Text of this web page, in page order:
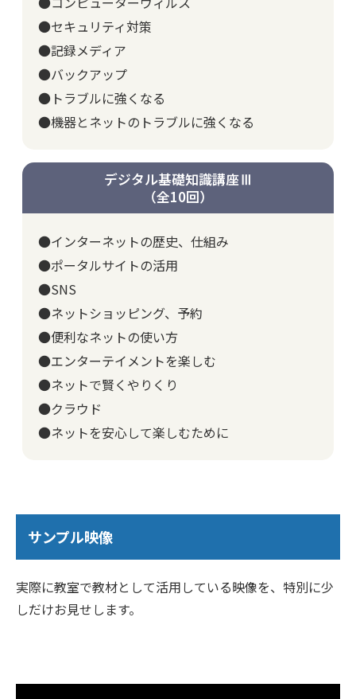
●セキュリティ対策
●記録メディア
●バックアップ
●トラブルに強くなる
●機器とネットのトラブルに強くなる
デジタル基礎知識講座Ⅲ
（全10回）
●インターネットの歴史、仕組み
●ポータルサイトの活用
●SNS
●ネットショッピング、予約
●便利なネットの使い方
●エンターテイメントを楽しむ
●ネットで賢くやりくり
●クラウド
●ネットを安心して楽しむために
サンプル映像
実際に教室で教材として活用している映像を、特別に少
しだけお見せします。